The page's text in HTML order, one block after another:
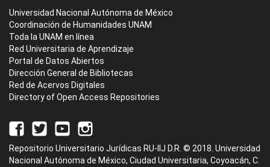
Universidad Nacional Autónoma de México
Coordinación de Humanidades UNAM
Toda la UNAM en línea
Red Universitaria de Aprendizaje
Portal de Datos Abiertos
Dirección General de Bibliotecas
Red de Acervos Digitales
Directory of Open Access Repositories
Repositorio Universitario Jurídicas RU-IIJ D.R. © 2018. Universidad
Nacional Autónoma de México, Ciudad Universitaria, Coyoacán, C.